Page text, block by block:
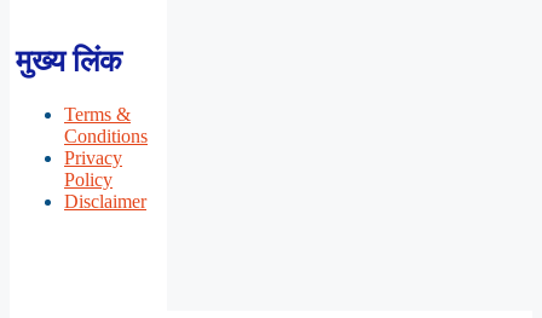
मुख्य लिंक
Terms &
Conditions
Privacy
Policy
Disclaimer